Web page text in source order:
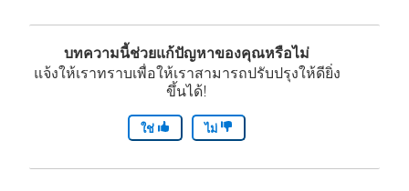
บทความนี้ช่วยแก้ปัญหาของคุณหรือไม่
แจ้งให้เราทราบเพื่อให้เราสามารถปรับปรุงให้ดียิ่ง
ขึ้นได้!
ใช่ ไม่